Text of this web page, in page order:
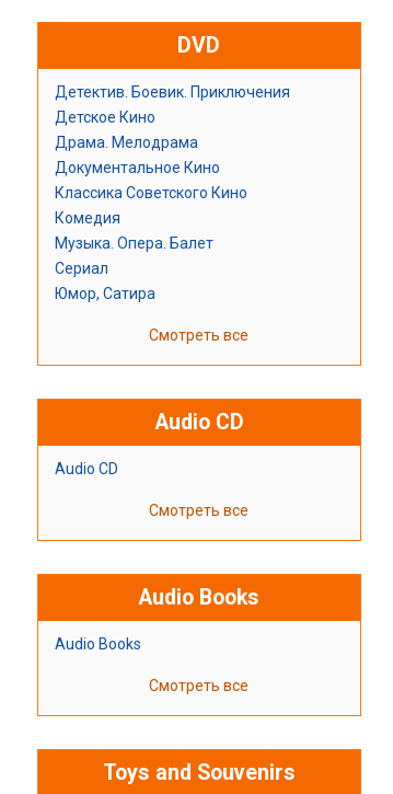
DVD
Детектив. Боевик. Приключения
Детское Кино
Драма. Мелодрама
Документальное Кино
Классика Советского Кино
Комедия
Музыка. Опера. Балет
Сериал
Юмор, Сатира
Смотреть все
Audio CD
Audio CD
Смотреть все
Audio Books
Audio Books
Смотреть все
Toys and Souvenirs